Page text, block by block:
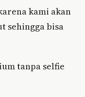
kami akan
sehingga bisa
tanpa selfie